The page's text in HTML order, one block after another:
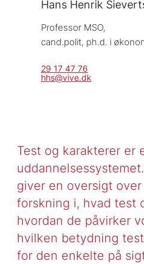
Hans Henrik
Professor MSO,
cand.polit, ph.d. i
29 17 47 76
hhs@vive.dk
Test og karakterer er
giver en oversigt
forskning i, hvad test
hvordan de påvirker
hvilken betydning
for den enkelte på